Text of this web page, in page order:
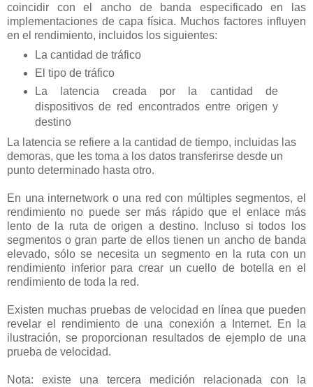
coincidir con el ancho de banda especificado en las
implementaciones de capa física. Muchos factores influyen
en el rendimiento, incluidos los siguientes:
La cantidad de tráfico
El tipo de tráfico
La latencia creada por la cantidad de
dispositivos de red encontrados entre origen y
destino
La latencia se refiere a la cantidad de tiempo, incluidas las
demoras, que les toma a los datos transferirse desde un
punto determinado hasta otro.
En una internetwork o una red con múltiples segmentos, el
rendimiento no puede ser más rápido que el enlace más
lento de la ruta de origen a destino. Incluso si todos los
segmentos o gran parte de ellos tienen un ancho de banda
elevado, sólo se necesita un segmento en la ruta con un
rendimiento inferior para crear un cuello de botella en el
rendimiento de toda la red.
Existen muchas pruebas de velocidad en línea que pueden
revelar el rendimiento de una conexión a Internet. En la
ilustración, se proporcionan resultados de ejemplo de una
prueba de velocidad.
Nota: existe una tercera medición relacionada con la